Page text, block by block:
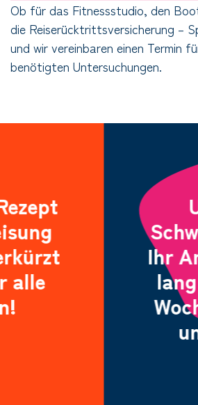
Ob für das Fitnessstudio, den
die Reiserücktrittsversicherung –
und wir vereinbaren einen Termin
benötigten Untersuchungen.
Unsere
Schwester
Ihr Anliegen 24
lang an 7
Woche auf.
und